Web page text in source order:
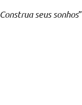
Construa seus sonhos”.